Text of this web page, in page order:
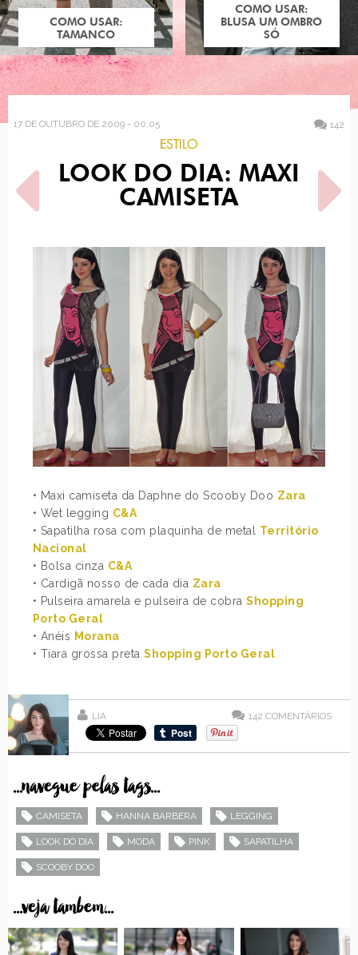
COMO USAR:
TAMANCO
COMO USAR:
BLUSA UM OMBRO
SÓ
17 DE OUTUBRO DE 2009 - 00:05 142
ESTILO
LOOK DO DIA: MAXI
CAMISETA
• Maxi camiseta da Daphne do Scooby Doo Zara
• Wet legging C&A
• Sapatilha rosa com plaquinha de metal Território
Nacional
• Bolsa cinza C&A
• Cardigã nosso de cada dia Zara
• Pulseira amarela e pulseira de cobraShopping
Porto Geral
• Anéis Morana
• Tiara grossa pretaShopping Porto Geral
LIA 142 COMENTÁRIOS
...navegue pelas tags...
CAMISETA HANNA BARBERA LEGGING
LOOK DO DIA MODA PINK SAPATILHA
SCOOBY DOO
...veja tambem...
POST ANTERIOR
ESMALTE CINZA CLARO
PRÓXIMO POST
OVERDOSE: MORANGOS